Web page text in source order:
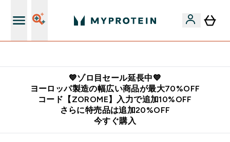
💙ゾロ目セール延長中💙
ヨーロッパ製造の幅広い商品が最大70%OFF
コード【ZOROME】入力で追加10%OFF
さらに特売品は追加20%OFF
今すぐ購入